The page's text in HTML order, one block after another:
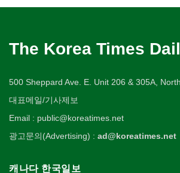
The Korea Times
500 Sheppard Ave. E. Unit 206 & 305A,
대표메일/기사제보
Email : public@koreatimes.net
광고문의(Advertising) : ad@koreatimes.net
캐나다 한국일보